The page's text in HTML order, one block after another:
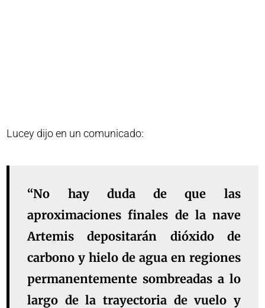
Lucey dijo en un comunicado:
“No hay duda de que las
aproximaciones finales de la nave
Artemis depositarán dióxido de
carbono y hielo de agua en regiones
permanentemente sombreadas a lo
largo de la trayectoria de vuelo y